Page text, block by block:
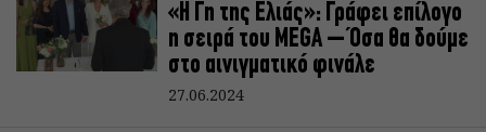
«Η Γη της Ελιάς»: Γράφει επίλογο
η σειρά του MEGA – Όσα θα δούμε
στο αινιγματικό φινάλε
27.06.2024